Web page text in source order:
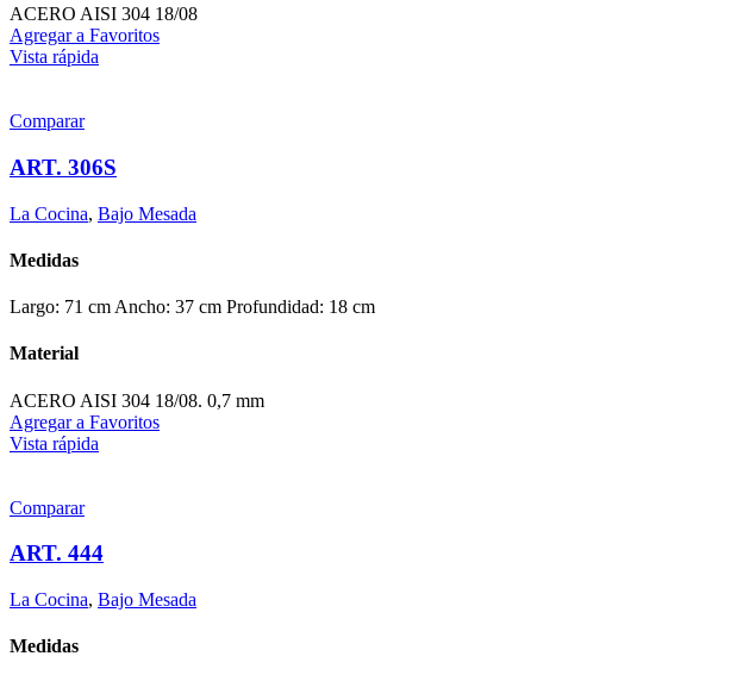
ACERO AISI 304 18/08
Agregar a Favoritos
Vista rápida
Comparar
ART. 306S
La Cocina, Bajo Mesada
Medidas
Largo: 71 cm Ancho: 37 cm Profundidad: 18 cm
Material
ACERO AISI 304 18/08. 0,7 mm
Agregar a Favoritos
Vista rápida
Comparar
ART. 444
La Cocina, Bajo Mesada
Medidas